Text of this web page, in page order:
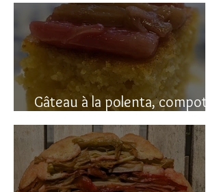
Gâteau à la polenta, compotée
de rhubarbe (sans gluten)